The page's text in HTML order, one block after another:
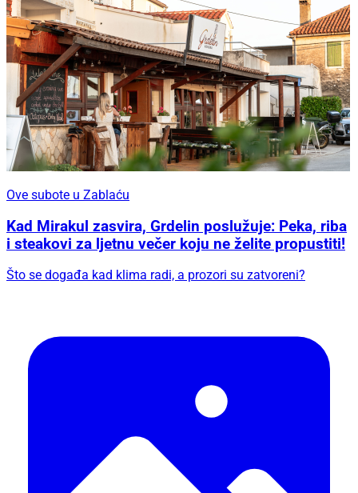
Ove subote u Zablaću
Kad Mirakul zasvira, Grdelin poslužuje: Peka, riba
i steakovi za ljetnu večer koju ne želite propustiti!
Što se događa kad klima radi, a prozori su zatvoreni?